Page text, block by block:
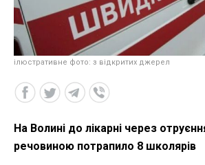
ілюстративне фото: з відкритих джерел
На Волині до лікарні через
речовиною потрапило 8 школярів